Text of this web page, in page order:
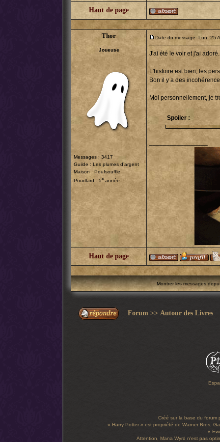
Haut de page
Thor
Joueuse
Messages : 3417
Guilde : Les plumes d’argent
Maison : Poufsouffle
Poudlard : 5e année
Date du message: Lun. 25
J'ai été le voir et j'ai adoré.
L'histoire est bien, les
Bon il y a des
Moi personnellement, je
Spoiler :
_________________
Haut de page
Montrer les messages
Forum >> Autour des Livres
Créé sur la base du forum
« Harry Potter » est propriété de Warner Bros,
«
Attention, Mana Wyrd n'est pas